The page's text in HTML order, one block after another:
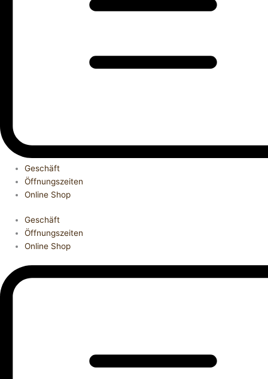
Geschäft
Öffnungszeiten
Online Shop
Geschäft
Öffnungszeiten
Online Shop